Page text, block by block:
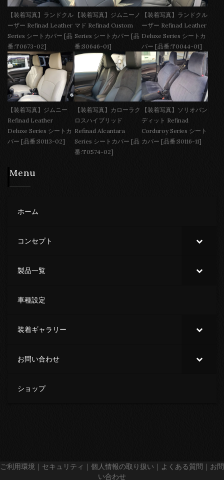
【装着写真】ランドクル
ーザー Refinad Leather
Series シートカバー [品
番:T0673-02]
【装着写真】ジムニーノ
マド Refinad Custom
Series シートカバー [品
番:S0646-01]
【装着写真】ランドクル
ーザー Refinad Leather
Deluxe Series シートカ
バー [品番:T0044-01]
【装着写真】ジムニー
Refinad Leather
Deluxe Series シートカ
バー [品番:S0113-02]
【装着写真】カローラク
ロスハイブリッド
Refinad Alcantara
Series シートカバー [品
番:T0574-02]
【装着写真】ソリオバン
ディット Refinad
Corduroy Series シート
カバー [品番:S0116-11]
Menu
ホーム
コンセプト
製品一覧
車種設定
装着ギャラリー
お問い合わせ
ショップ
ご利用環境 セキュリティ 個人情報の取り扱い よくある質問
お問
い合わせ